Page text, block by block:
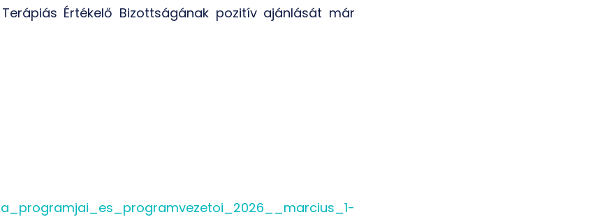
Értékelő Bizottságának pozitív ajánlását már